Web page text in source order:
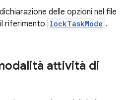
delle opzioni nel file
riferimento lockTaskMode .
attività di